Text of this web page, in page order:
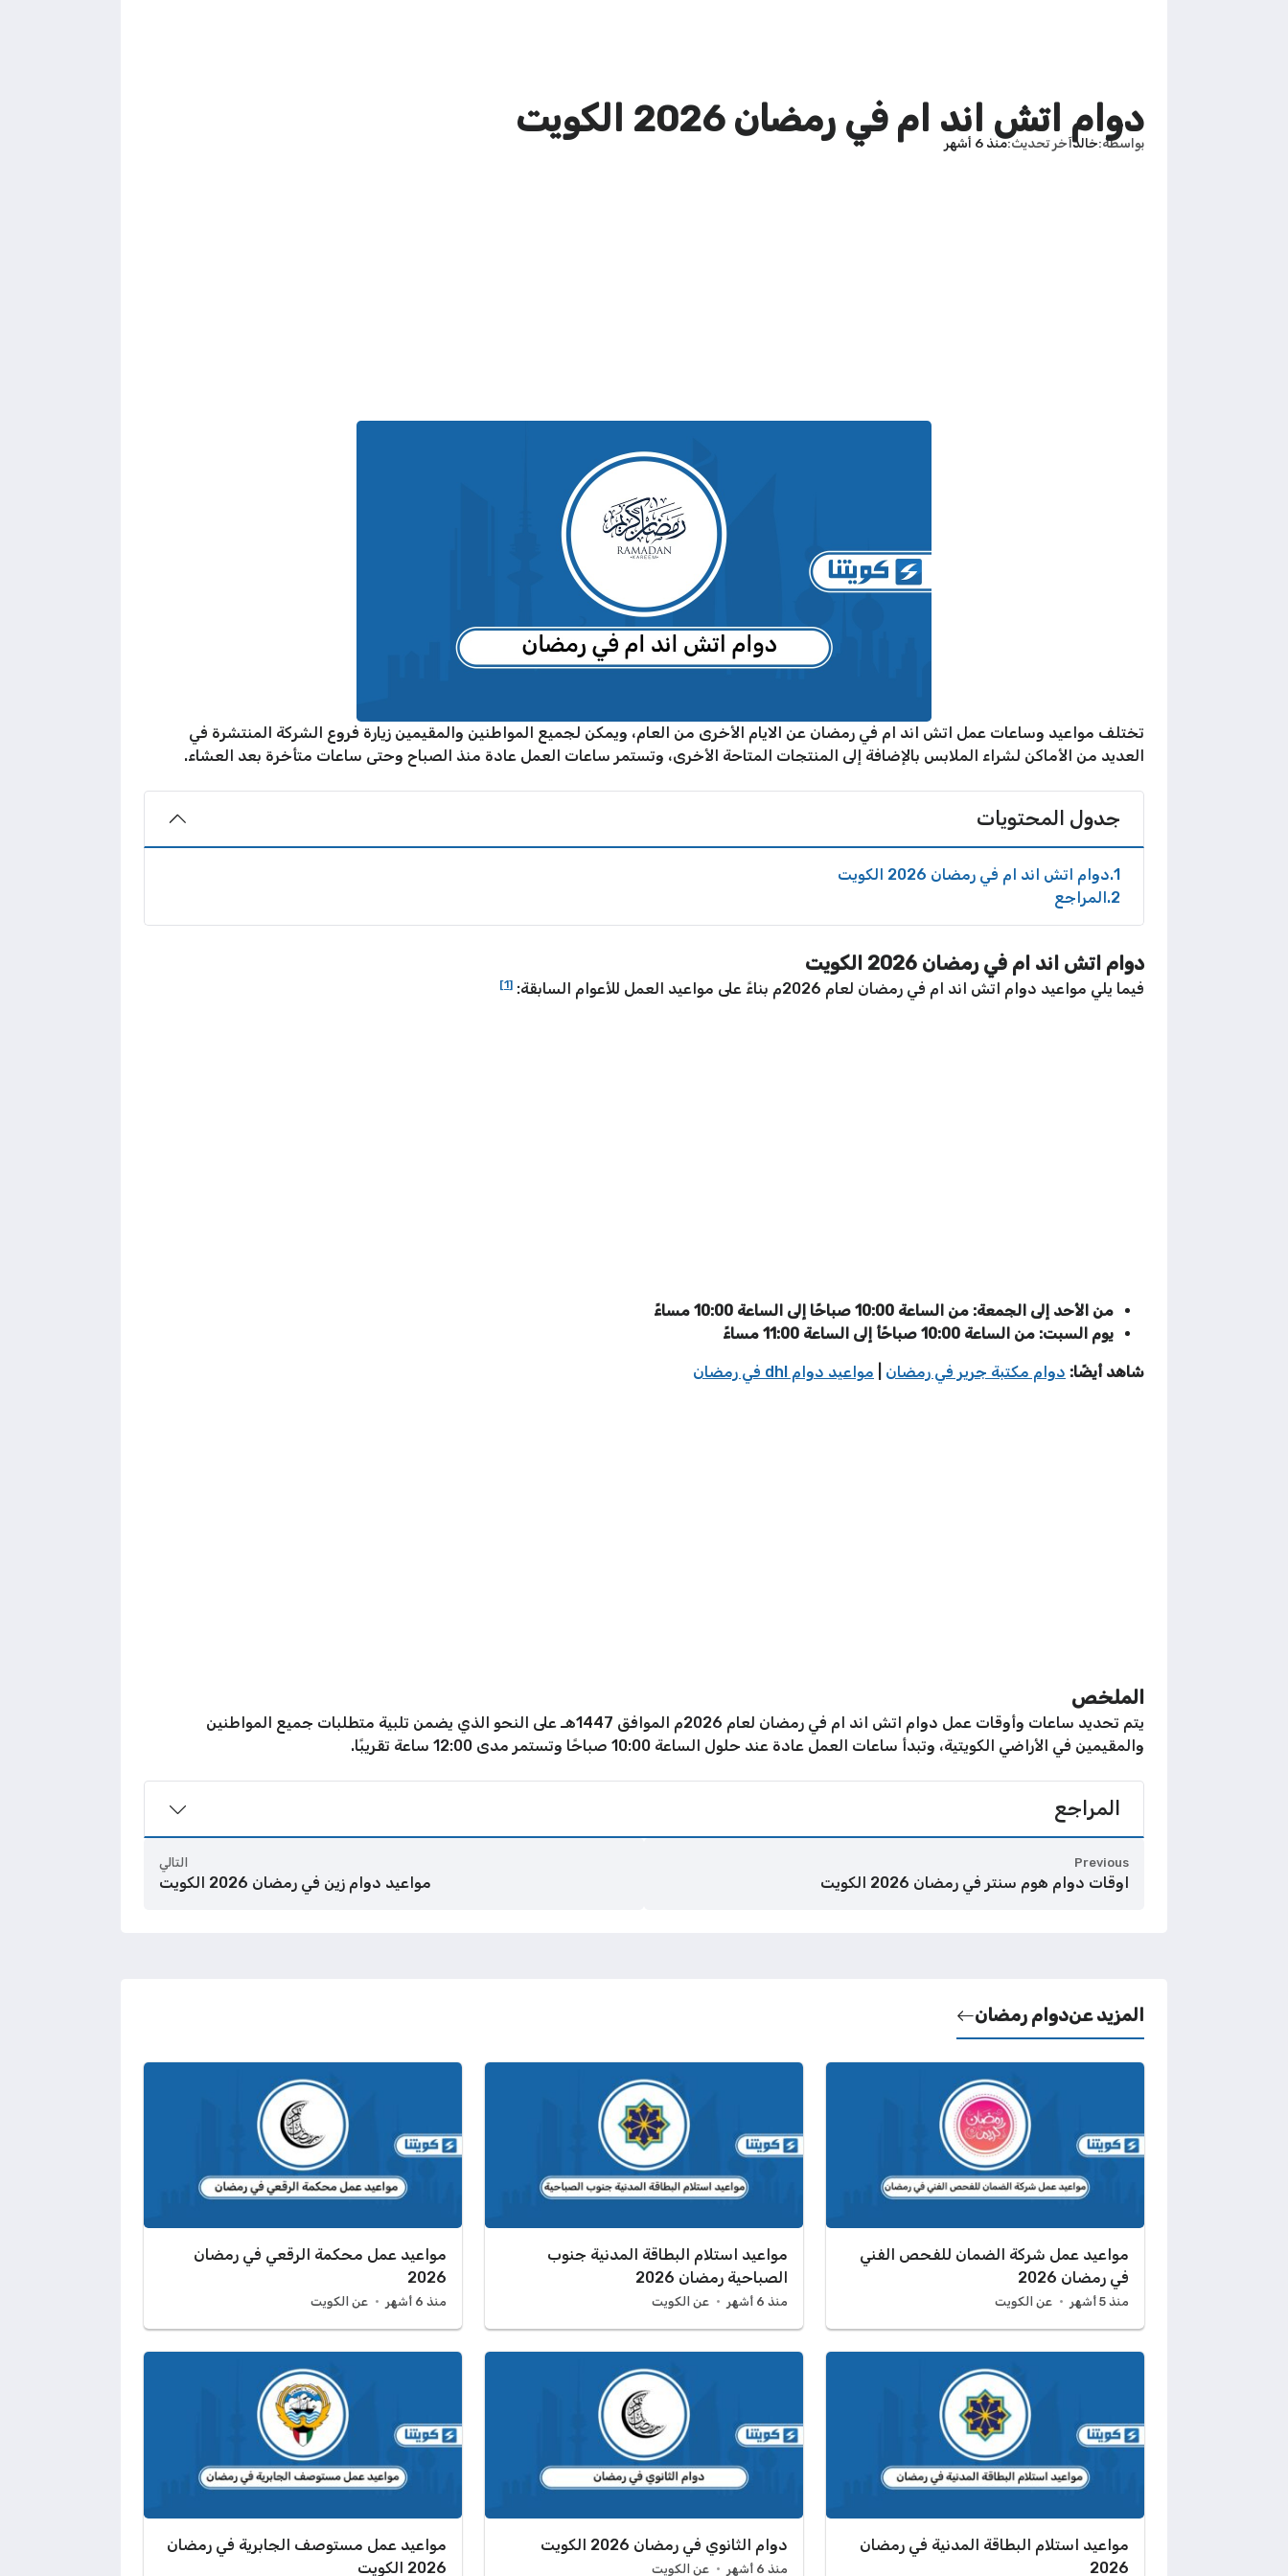
دوام اتش اند ام في رمضان 2026 الكويت
بواسطة خالدآخر تحديث منذ 6 أشهر
تختلف مواعيد وساعات عمل اتش اند ام في رمضان عن الايام الأخرى من العام، ويمكن لجميع المواطنين والمقيمين زيارة فروع الشركة المنتشرة في
العديد من الأماكن لشراء الملابس بالإضافة إلى المنتجات المتاحة الأخرى، وتستمر ساعات العمل عادة منذ الصباح وحتى ساعات متأخرة بعد العشاء.
جدول المحتويات
1 دوام اتش اند ام في رمضان 2026 الكويت
2 المراجع
دوام اتش اند ام في رمضان 2026 الكويت
فيما يلي مواعيد دوام اتش اند ام في رمضان لعام 2026م بناءً على مواعيد العمل للأعوام السابقة: [1]
من الأحد إلى الجمعة: من الساعة 10:00 صباحًا إلى الساعة 10:00 مساءً
يوم السبت: من الساعة 10:00 صباحًأ إلى الساعة 11:00 مساءً
شاهد أيضًا: دوام مكتبة جرير في رمضان مواعيد دوام dhl في رمضان
الملخص
يتم تحديد ساعات وأوقات عمل دوام اتش اند ام في رمضان لعام 2026م الموافق 1447هـ على النحو الذي يضمن تلبية متطلبات جميع المواطنين
والمقيمين في الأراضي الكويتية، وتبدأ ساعات العمل عادة عند حلول الساعة 10:00 صباحًا وتستمر مدى 12:00 ساعة تقريبًا.
المراجع
Previous
اوقات دوام هوم سنتر في رمضان 2026 الكويت
التالي
مواعيد دوام زين في رمضان 2026 الكويت
المزيد عندوام رمضان
مواعيد عمل شركة الضمان للفحص الفني
في رمضان 2026
منذ 5 أشهر عن الكويت
مواعيد استلام البطاقة المدنية جنوب
الصباحية رمضان 2026
منذ 6 أشهر عن الكويت
مواعيد عمل محكمة الرقعي في رمضان
2026
منذ 6 أشهر عن الكويت
مواعيد استلام البطاقة المدنية في رمضان
2026
دوام الثانوي في رمضان 2026 الكويت
منذ 6 أشهر عن الكويت
مواعيد عمل مستوصف الجابرية في رمضان
2026 الكويت